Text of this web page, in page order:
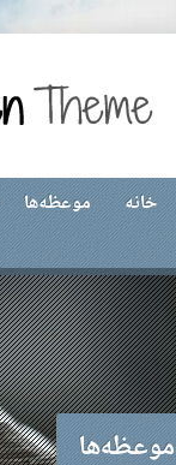
خانه موعظه‌ها
موعظه‌ها